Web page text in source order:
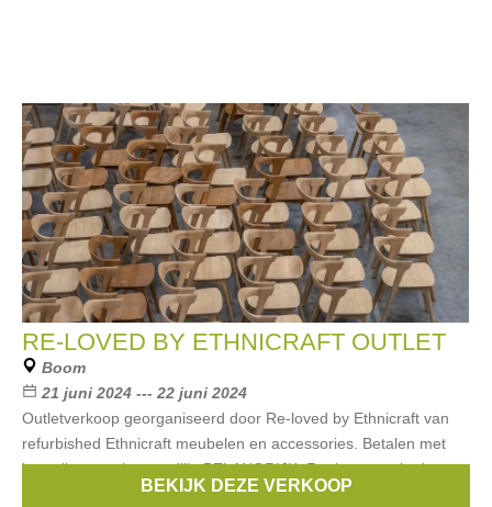
RE-LOVED BY ETHNICRAFT OUTLET
Boom
21 juni 2024 --- 22 juni 2024
Outletverkoop georganiseerd door Re-loved by Ethnicraft van
refurbished Ethnicraft meubelen en accessories. Betalen met
betaalkaarten is mogelijk. BELANGRIJK: Registreren via deze
BEKIJK DEZE VERKOOP